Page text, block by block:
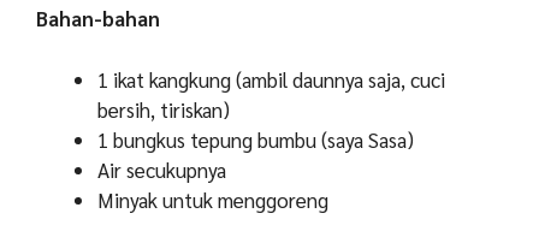
Bahan-bahan
1 ikat kangkung (ambil daunnya saja, cuci
bersih, tiriskan)
1 bungkus tepung bumbu (saya Sasa)
Air secukupnya
Minyak untuk menggoreng